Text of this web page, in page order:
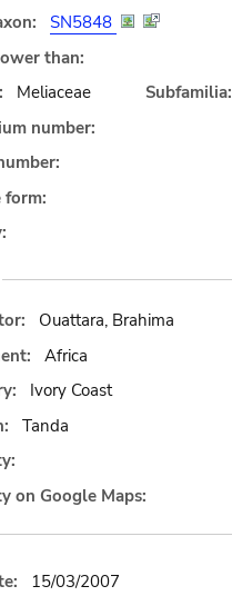
SN5848
than:
Meliaceae
Subfamilia:
number:
form:
Ouattara, Brahima
Africa
Ivory Coast
Tanda
on Google Maps:
15/03/2007